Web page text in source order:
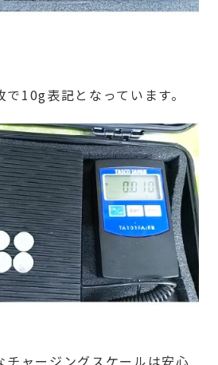
10g表記となっています。
チャージングスケールは安心